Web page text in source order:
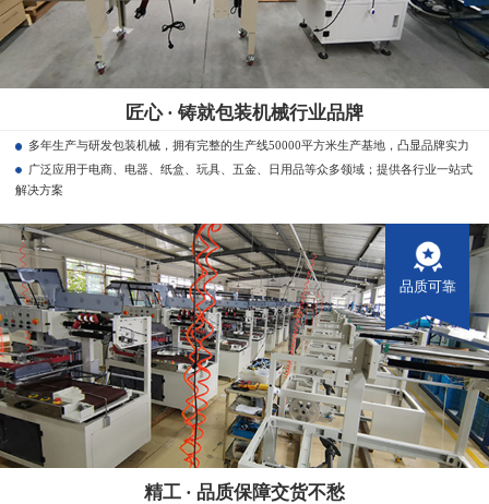
匠心 · 铸就包装机械行业品牌
多年生产与研发包装机械，拥有完整的生产线50000平方米生产基地，凸显品牌实力
广泛应用于电商、电器、纸盒、玩具、五金、日用品等众多领域；提供各行业一站式
解决方案
品质可靠
精工 · 品质保障交货不愁